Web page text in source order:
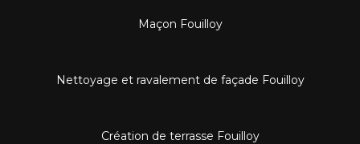
Maçon Fouilloy
Nettoyage et ravalement de façade Fouilloy
Création de terrasse Fouilloy